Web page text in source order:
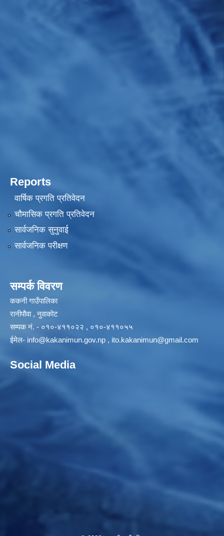
Reports
वार्षिक प्रगति प्रतिवेदन
चौमासिक प्रगति प्रतिवेदन
सार्वजनिक सुनुवाई
सार्वजनिक परीक्षण
सम्पर्क विवरण
ककनी गाउँपालिका
रानीपौवा , नुवाकोट
सम्पक नं. - ०१०-४११०२२ , ०१०-४११०५५
ईमेल- info@kakanimun.gov.np , ito.kakanimun@gmail.com
Social Media